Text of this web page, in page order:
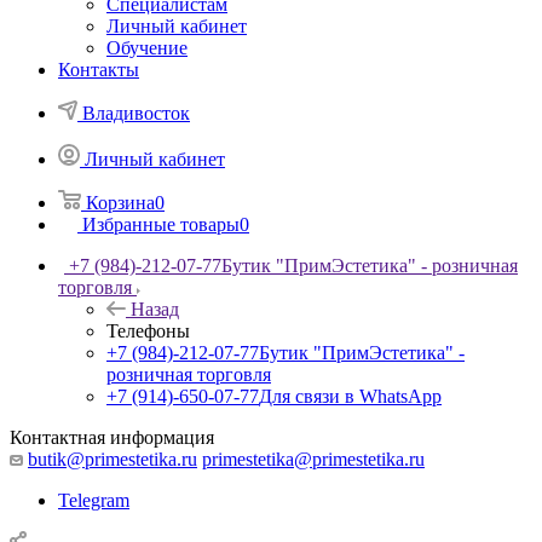
Специалистам
Личный кабинет
Обучение
Контакты
Владивосток
Личный кабинет
Корзина0
Избранные товары0
+7 (984)-212-07-77Бутик "ПримЭстетика" - розничная
торговля
Назад
Телефоны
+7 (984)-212-07-77Бутик "ПримЭстетика" -
розничная торговля
+7 (914)-650-07-77Для связи в WhatsApp
Контактная информация
butik@primestetika.ru primestetika@primestetika.ru
Telegram